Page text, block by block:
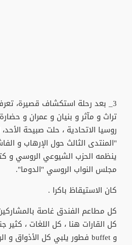
3_ بعد رحلة استكشاف قصيرة،
تراث و مآثر و بنيان و عمران و
روسيا الاتحادية ، حلت صبيحة
"المنتدى الثالث حول الإرهاب و
ينظمه الحزب الشيوعي الروسي و
مجلس النواب الروسي "الدوما".
كان الاستيقاظ باكرا .
كل مطاعم الفندق غاصة
كل القارات هنا ، كل اللغات ،
و buffet فطور يلبي كل الأذواق و الرغبات.